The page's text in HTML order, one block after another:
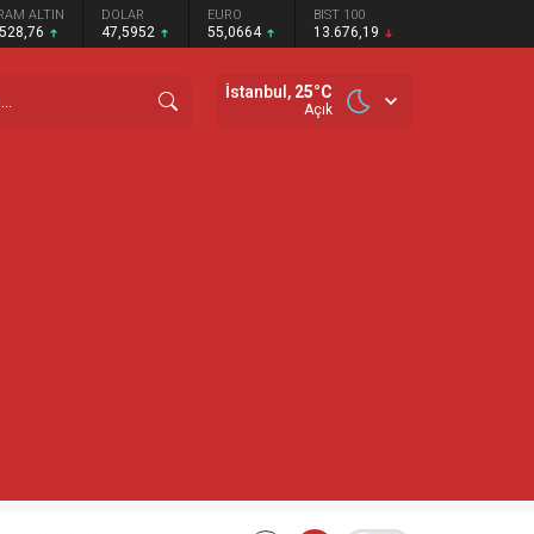
ALTIN DOLAR
47,5952
EURO
55,0664
BIST 100
13.676,19
İstanbul, 25°C
Açık